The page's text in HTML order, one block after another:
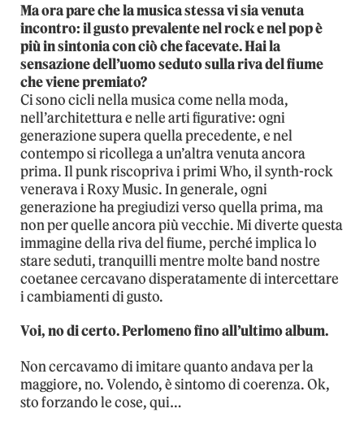
Ma ora pare che la musica stessa vi sia venuta
incontro: il gusto prevalente nel rock e nel pop è
più in sintonia con ciò che facevate. Hai la
sensazione dell’uomo seduto sulla riva del fiume
che viene premiato?
Ci sono cicli nella musica come nella moda,
nell’architettura e nelle arti figurative: ogni
generazione supera quella precedente, e nel
contempo si ricollega a un’altra venuta ancora
prima. Il punk riscopriva i primi Who, il synth-rock
venerava i Roxy Music. In generale, ogni
generazione ha pregiudizi verso quella prima, ma
non per quelle ancora più vecchie. Mi diverte questa
immagine della riva del fiume, perché implica lo
stare seduti, tranquilli mentre molte band nostre
coetanee cercavano disperatamente di intercettare
i cambiamenti di gusto.
Voi, no di certo. Perlomeno fino all’ultimo album.
Non cercavamo di imitare quanto andava per la
maggiore, no. Volendo, è sintomo di coerenza. Ok,
sto forzando le cose, qui…